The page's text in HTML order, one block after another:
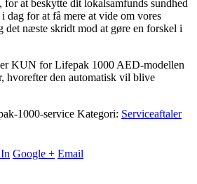
at beskytte dit lokalsamfunds sundhed
dag for at få mere at vide om vores
det næste skridt mod at gøre en forskel i
KUN for Lifepak 1000 AED-modellen
hvorefter den automatisk vil blive
1000-service Kategori: Serviceaftaler
Google + Email